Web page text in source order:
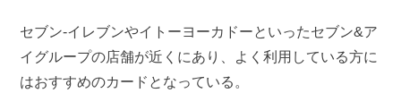
セブン-イレブンやイトーヨーカドーといったセブン&ア
イグループの店舗が近くにあり、よく利用している方に
はおすすめのカードとなっている。